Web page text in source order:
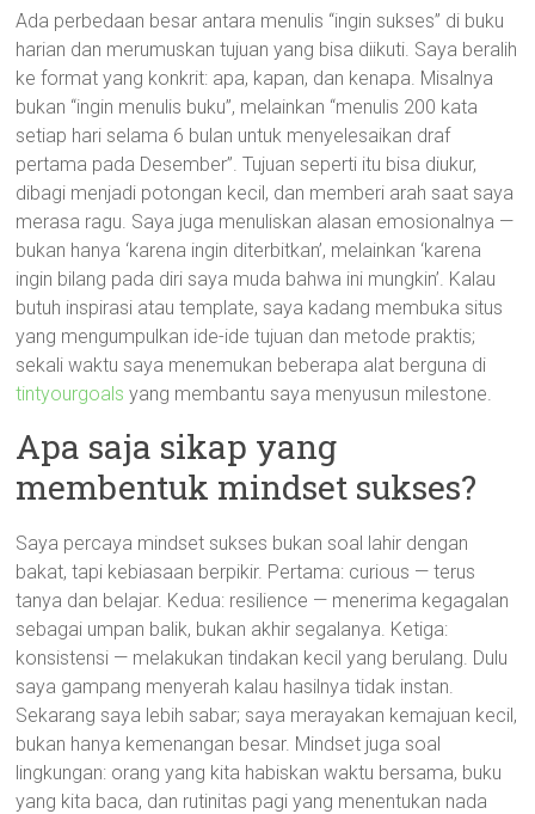
Ada perbedaan besar antara menulis “ingin sukses” di buku
harian dan merumuskan tujuan yang bisa diikuti. Saya beralih
ke format yang konkrit: apa, kapan, dan kenapa. Misalnya
bukan “ingin menulis buku”, melainkan “menulis 200 kata
setiap hari selama 6 bulan untuk menyelesaikan draf
pertama pada Desember”. Tujuan seperti itu bisa diukur,
dibagi menjadi potongan kecil, dan memberi arah saat saya
merasa ragu. Saya juga menuliskan alasan emosionalnya —
bukan hanya ‘karena ingin diterbitkan’, melainkan ‘karena
ingin bilang pada diri saya muda bahwa ini mungkin’. Kalau
butuh inspirasi atau template, saya kadang membuka situs
yang mengumpulkan ide-ide tujuan dan metode praktis;
sekali waktu saya menemukan beberapa alat berguna di
tintyourgoals yang membantu saya menyusun milestone.
Apa saja sikap yang
membentuk mindset sukses?
Saya percaya mindset sukses bukan soal lahir dengan
bakat, tapi kebiasaan berpikir. Pertama: curious — terus
tanya dan belajar. Kedua: resilience — menerima kegagalan
sebagai umpan balik, bukan akhir segalanya. Ketiga:
konsistensi — melakukan tindakan kecil yang berulang. Dulu
saya gampang menyerah kalau hasilnya tidak instan.
Sekarang saya lebih sabar; saya merayakan kemajuan kecil,
bukan hanya kemenangan besar. Mindset juga soal
lingkungan: orang yang kita habiskan waktu bersama, buku
yang kita baca, dan rutinitas pagi yang menentukan nada